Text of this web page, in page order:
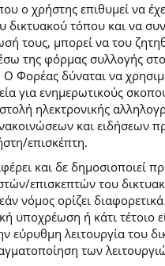
ο χρήστης επιθυμεί να
δικτυακού τόπου και να
τους, μπορεί να του
της φόρμας συλλογής
Φορέας δύναται να
για ενημερωτικούς
ηλεκτρονικής
και ειδήσεων
επισκέπτη.
και δε δημοσιοποιεί
επισκεπτών του
νόμος ορίζει
υποχρέωση ή κάτι τέτοιο
εύρυθμη λειτουργία του
των